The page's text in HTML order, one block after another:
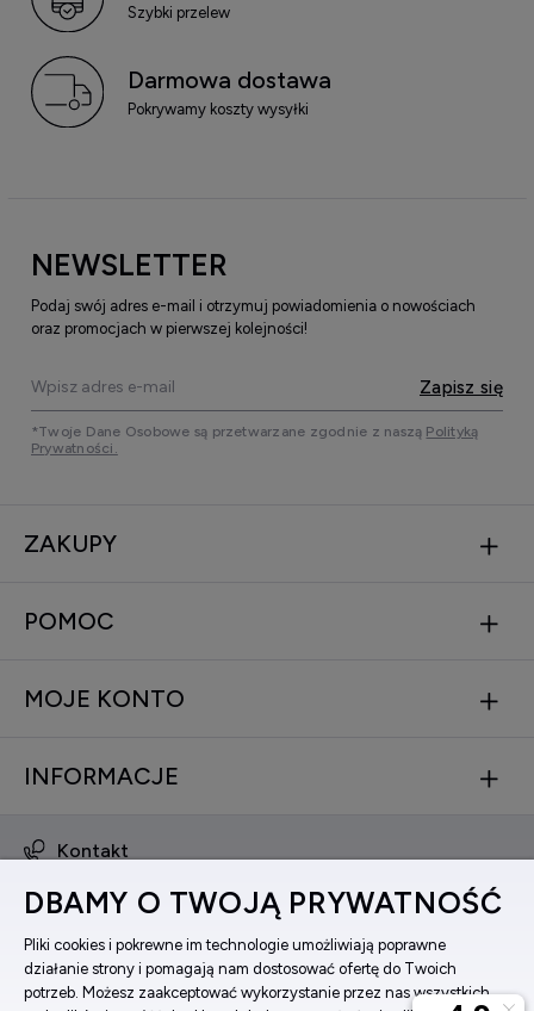
Szybki przelew
Darmowa dostawa
Pokrywamy koszty wysyłki
NEWSLETTER
Podaj swój adres e-mail i otrzymuj powiadomienia o nowościach
oraz promocjach w pierwszej kolejności!
Zapisz się
*Twoje Dane Osobowe są przetwarzane zgodnie z naszą Polityką
Prywatności.
ZAKUPY
POMOC
MOJE KONTO
INFORMACJE
Kontakt
ul. Bema 5, 33-100 Tarnów, woj. małopolskie
Facebook
DBAMY O TWOJĄ PRYWATNOŚĆ
Pliki cookies i pokrewne im technologie umożliwiają poprawne
działanie strony i pomagają nam dostosować ofertę do Twoich
potrzeb. Możesz zaakceptować wykorzystanie przez nas wszystkich